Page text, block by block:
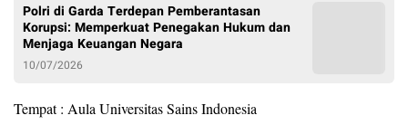
Polri di Garda Terdepan Pemberantasan
Korupsi: Memperkuat Penegakan Hukum dan
Menjaga Keuangan Negara
10/07/2026
Tempat : Aula Universitas Sains Indonesia